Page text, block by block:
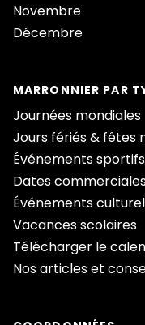
Novembre
Décembre
MARRONNIER PAR
Journées mondiales
Jours fériés & fêtes
Événements
Dates
Événements
Vacances scolaires
Télécharger le
Nos articles et